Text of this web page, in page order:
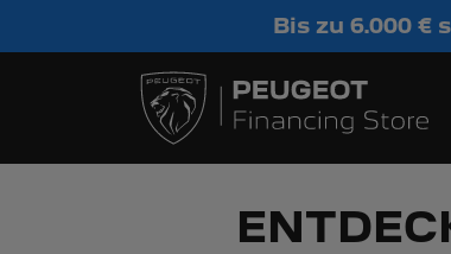
Bis zu 6.000 €
Sofort